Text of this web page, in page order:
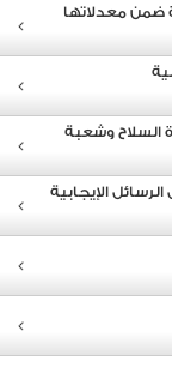
ضمن معدلاتها
السلاح وشعبة
الإيجابية